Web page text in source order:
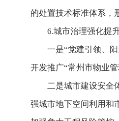
的处置技术标准体系，
6.城市治理强化提
一是“党建引领、
开发推广“常州市物业
二是城市建设安全
强城市地下空间利用和